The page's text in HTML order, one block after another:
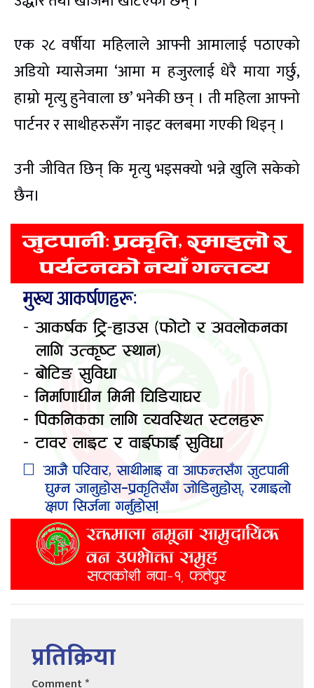
एक २८ वर्षीया महिलाले आफ्नी आमालाई पठाएको
अडियो म्यासेजमा ‘आमा म हजुरलाई धेरै माया गर्छु,
हाम्रो मृत्यु हुनेवाला छ’ भनेकी छन् । ती महिला आफ्नो
पार्टनर र साथीहरुसँग नाइट क्लबमा गएकी थिइन् ।
उनी जीवित छिन् कि मृत्यु भइसक्यो भन्ने खुलि सकेको
छैन।
प्रतिक्रिया